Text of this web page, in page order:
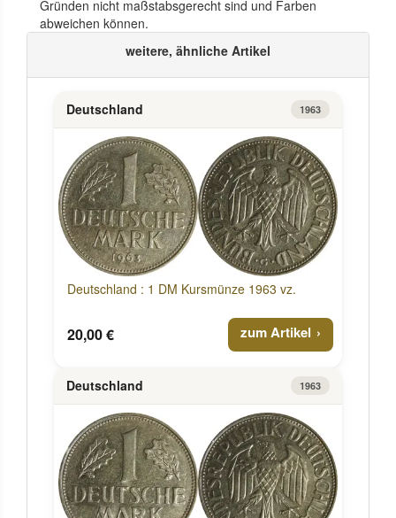
Gründen nicht maßstabsgerecht sind und Farben
abweichen können.
weitere, ähnliche Artikel
Deutschland 1963
Deutschland : 1 DM Kursmünze 1963 vz.
20,00 € zum Artikel
Deutschland 1963